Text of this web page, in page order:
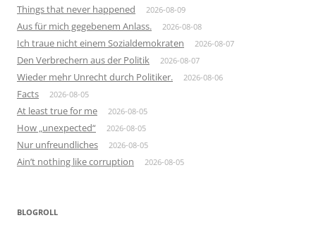
Things that never happened 2026-08-09
Aus für mich gegebenem Anlass. 2026-08-08
Ich traue nicht einem Sozialdemokraten 2026-08-07
Den Verbrechern aus der Politik 2026-08-07
Wieder mehr Unrecht durch Politiker. 2026-08-06
Facts 2026-08-05
At least true for me 2026-08-05
How „unexpected“ 2026-08-05
Nur unfreundliches 2026-08-05
Ain’t nothing like corruption 2026-08-05
BLOGROLL